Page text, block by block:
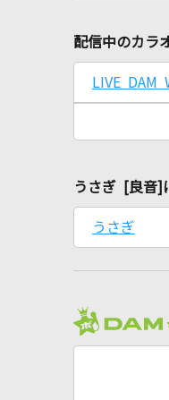
配信中のカラ
LIVE DAM
うさぎ [良音]
うさぎ